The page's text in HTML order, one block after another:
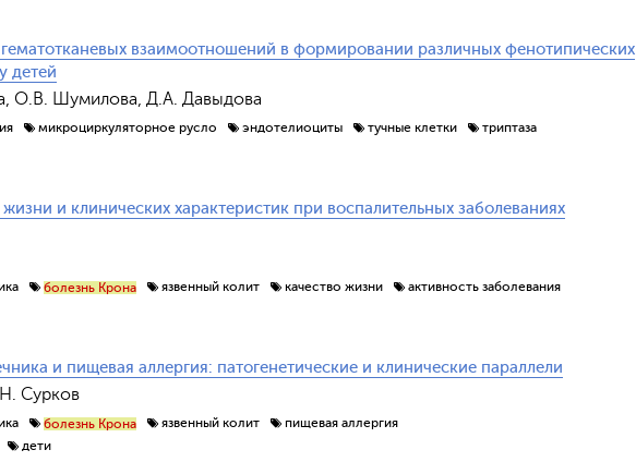
взаимоотношений в формировании различных фенотипических
детей
О.В. Шумилова, Д.А. Давыдова
микроциркуляторное русло эндотелиоциты тучные клетки
триптаза
жизни и клинических характеристик при воспалительных заболеваниях
болезнь Крона язвенный колит качество жизни
активность заболевания
и пищевая аллергия: патогенетические и клинические параллели
Сурков
болезнь Крона язвенный колит
пищевая аллергия
дети